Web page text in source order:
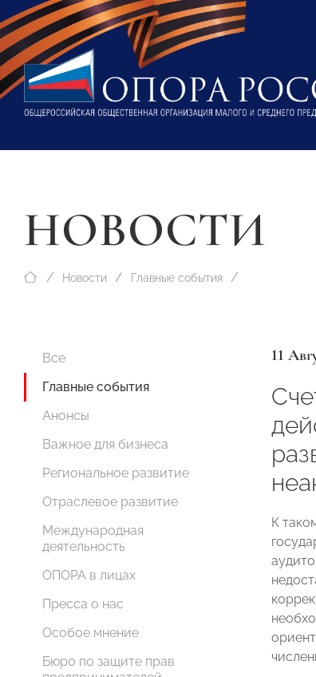
НОВОСТИ
Новости Главные события
Все
Главные события
Анонсы
Важное для бизнеса
Региональное развитие
Отраслевое развитие
Международная
деятельность
ОПОРА в лицах
Пресса о нас
Особое мнение
Бюро по защите прав
11
К